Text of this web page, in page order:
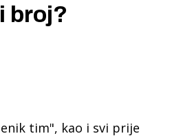
broj?
tim", kao i svi prije